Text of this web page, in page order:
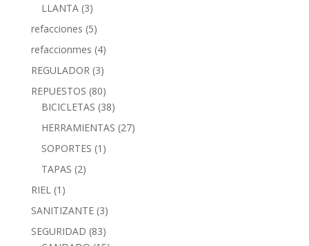
LLANTA (3)
refacciones (5)
refaccionmes (4)
REGULADOR (3)
REPUESTOS (80)
BICICLETAS (38)
HERRAMIENTAS (27)
SOPORTES (1)
TAPAS (2)
RIEL (1)
SANITIZANTE (3)
SEGURIDAD (83)